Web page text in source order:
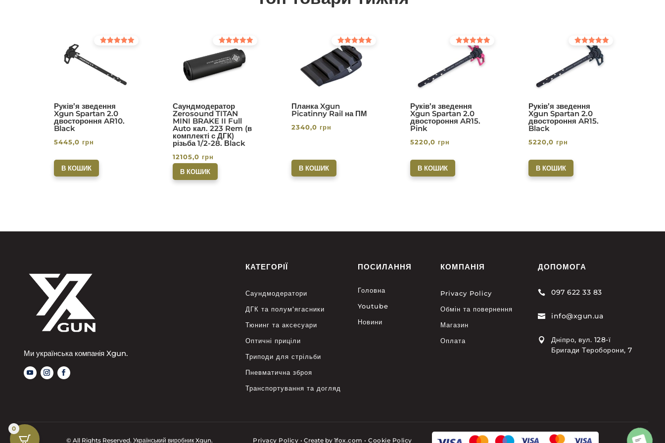
Руків’я зведення
Xgun Spartan 2.0
двостороння AR10.
Black
5445,0 грн
В КОШИК
Саундмодератор
Zerosound TITAN
MINI BRAKE II Full
Auto кал. 223 Rem (в
комплекті с ДГК)
різьба 1/2-28. Вlack
Оцінено в
5.00
з 5
12105,0 грн
В КОШИК
Планка Xgun
Picatinny Rail на ПМ
Оцінено в
5.00
з 5
2340,0 грн
В КОШИК
Руків’я зведення
Xgun Spartan 2.0
двостороння AR15.
Pink
Оцінено в
з 5
5220,0 грн
В КОШИК
Руків’я зведення
Xgun Spartan 2.0
двостороння AR15.
Black
Оцінено в
з 5
5220,0 грн
В КОШИК
Ми українська компанія Xgun.
КАТЕГОРІЇ
Саундмодератори
ДГК та полум’ягасники
Тюнинг та аксесуари
Оптичні приціли
Триподи для стрільби
Пневматична зброя
Транспортування та догляд
ПОСИЛАННЯ
Головна
Youtube
Новини
КОМПАНІЯ
Privacy Policy
Обмін та повернення
Магазин
Оплата
ДОПОМОГА
 097 622 33 83
 info@xgun.ua

Дніпро, вул. 128-ї
Бригади Тероборони, 7
© All Rights Reserved. Український виробник Xgun. Privacy Policy • Create by 1fox.com•Cookie Policy
0